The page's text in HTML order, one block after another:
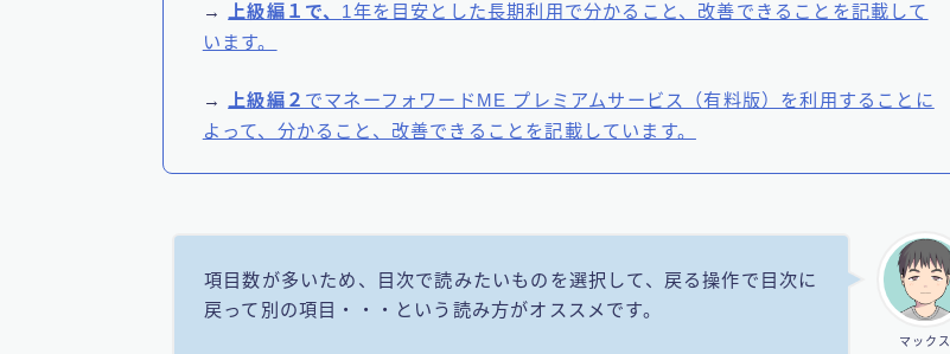
→ 上級編１で、 1年を目安とした長期利用で分かること、改善できることを記載して
います。
→ 上級編２ でマネーフォワードME プレミアムサービス（有料版）を利用することに
よって、分かること、改善できることを記載しています。
マックス
項目数が多いため、目次で読みたいものを選択して、戻る操作で目次に
戻って別の項目・・・という読み方がオススメです。